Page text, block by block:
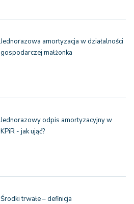
Jednorazowa amortyzacja w działalności
gospodarczej małżonka
Jednorazowy odpis amortyzacyjny w
KPiR - jak ująć?
Środki trwałe – definicja